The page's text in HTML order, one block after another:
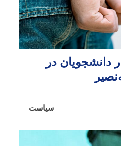
دانشجویان در
سیاست